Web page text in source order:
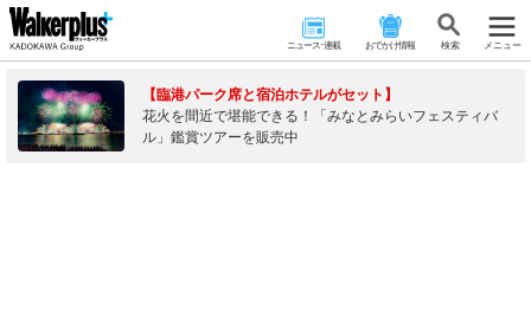
ニュース･連載 おでかけ情報 検 索 メニュー
【臨港パーク席と宿泊ホテルがセット】
花火を間近で堪能できる！「みなとみらいフェスティバ
ル」鑑賞ツアーを販売中